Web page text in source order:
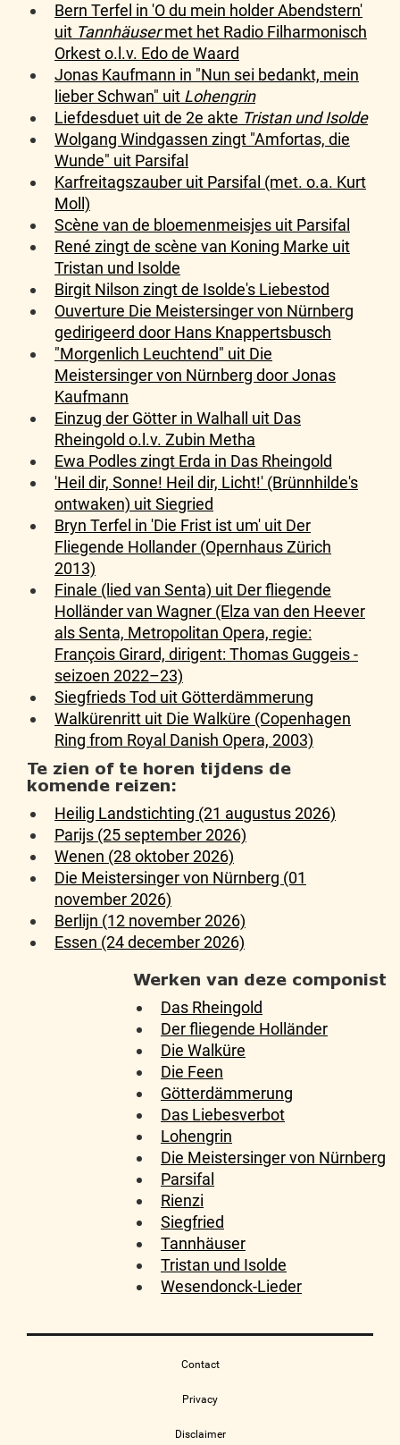
Bern Terfel in 'O du mein holder Abendstern'
uit Tannhäusermet het Radio Filharmonisch
Orkest o.l.v. Edo de Waard
Jonas Kaufmann in "Nun sei bedankt, mein
lieber Schwan" uit Lohengrin
Liefdesduet uit de 2e akte Tristan und Isolde
Wolgang Windgassen zingt "Amfortas, die
Wunde" uit Parsifal
Karfreitagszauber uit Parsifal (met. o.a. Kurt
Moll)
Scène van de bloemenmeisjes uit Parsifal
René zingt de scène van Koning Marke uit
Tristan und Isolde
Birgit Nilson zingt de Isolde's Liebestod
Ouverture Die Meistersinger von Nürnberg
gedirigeerd door Hans Knappertsbusch
"Morgenlich Leuchtend" uit Die
Meistersinger von Nürnberg door Jonas
Kaufmann
Einzug der Götter in Walhall uit Das
Rheingold o.l.v. Zubin Metha
Ewa Podles zingt Erda in Das Rheingold
'Heil dir, Sonne! Heil dir, Licht!' (Brünnhilde's
ontwaken) uit Siegried
Bryn Terfel in 'Die Frist ist um' uit Der
Fliegende Hollander (Opernhaus Zürich
2013)
Finale (lied van Senta) uit Der fliegende
Holländer van Wagner (Elza van den Heever
als Senta, Metropolitan Opera, regie:
François Girard, dirigent: Thomas Guggeis -
seizoen 2022–23)
Siegfrieds Tod uit Götterdämmerung
Walkürenritt uit Die Walküre (Copenhagen
Ring from Royal Danish Opera, 2003)
Te zien of te horen tijdens de
komende reizen:
Heilig Landstichting (21 augustus 2026)
Parijs (25 september 2026)
Wenen (28 oktober 2026)
Die Meistersinger von Nürnberg (01
november 2026)
Berlijn (12 november 2026)
Essen (24 december 2026)
Werken van deze componist
Das Rheingold
Der fliegende Holländer
Die Walküre
Die Feen
Götterdämmerung
Das Liebesverbot
Lohengrin
Die Meistersinger von Nürnberg
Parsifal
Rienzi
Siegfried
Tannhäuser
Tristan und Isolde
Wesendonck-Lieder
Contact
Privacy
Disclaimer